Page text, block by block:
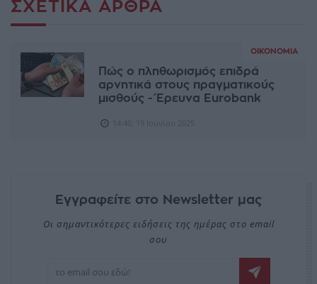
ΣΧΕΤΙΚΆ ΆΡΘΡΑ
ΟΙΚΟΝΟΜΊΑ
Πώς ο πληθωρισμός επιδρά
αρνητικά στους πραγματικούς
μισθούς - Έρευνα Eurobank
Εγγραφείτε στο Newsletter μας
Οι σημαντικότερες ειδήσεις της ημέρας στο email
σου